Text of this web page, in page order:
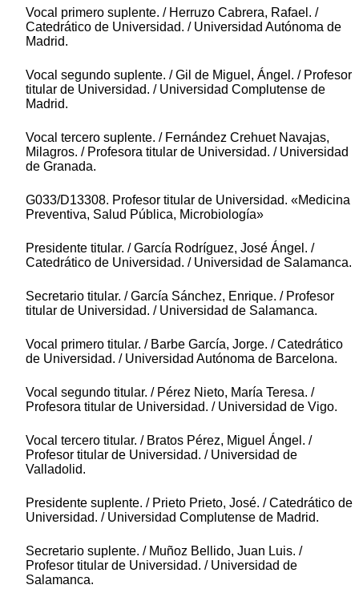
Vocal primero suplente. / Herruzo Cabrera, Rafael. /
Catedrático de Universidad. / Universidad Autónoma de
Madrid.
Vocal segundo suplente. / Gil de Miguel, Ángel. / Profesor
titular de Universidad. / Universidad Complutense de
Madrid.
Vocal tercero suplente. / Fernández Crehuet Navajas,
Milagros. / Profesora titular de Universidad. / Universidad
de Granada.
G033/D13308. Profesor titular de Universidad. «Medicina
Preventiva, Salud Pública, Microbiología»
Presidente titular. / García Rodríguez, José Ángel. /
Catedrático de Universidad. / Universidad de Salamanca.
Secretario titular. / García Sánchez, Enrique. / Profesor
titular de Universidad. / Universidad de Salamanca.
Vocal primero titular. / Barbe García, Jorge. / Catedrático
de Universidad. / Universidad Autónoma de Barcelona.
Vocal segundo titular. / Pérez Nieto, María Teresa. /
Profesora titular de Universidad. / Universidad de Vigo.
Vocal tercero titular. / Bratos Pérez, Miguel Ángel. /
Profesor titular de Universidad. / Universidad de
Valladolid.
Presidente suplente. / Prieto Prieto, José. / Catedrático de
Universidad. / Universidad Complutense de Madrid.
Secretario suplente. / Muñoz Bellido, Juan Luis. /
Profesor titular de Universidad. / Universidad de
Salamanca.